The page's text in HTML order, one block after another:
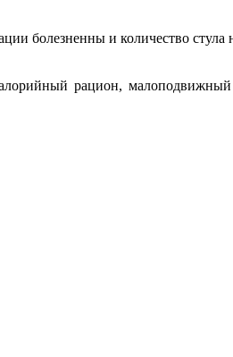
болезненны и количество
рацион,